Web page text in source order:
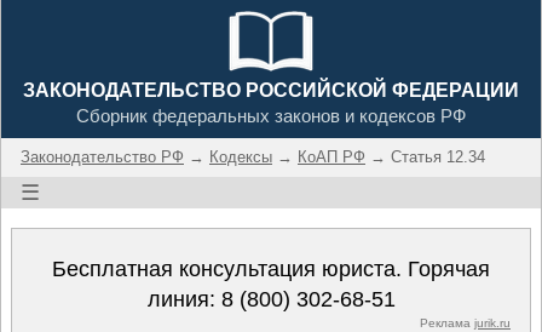
ЗАКОНОДАТЕЛЬСТВО РОССИЙСКОЙ ФЕДЕРАЦИИ
Сборник федеральных законов и кодексов РФ
Законодательство РФ → Кодексы → КоАП РФ → Статья 12.34
☰
Бесплатная консультация юриста. Горячая
линия: 8 (800) 302-68-51
Реклама jurik.ru